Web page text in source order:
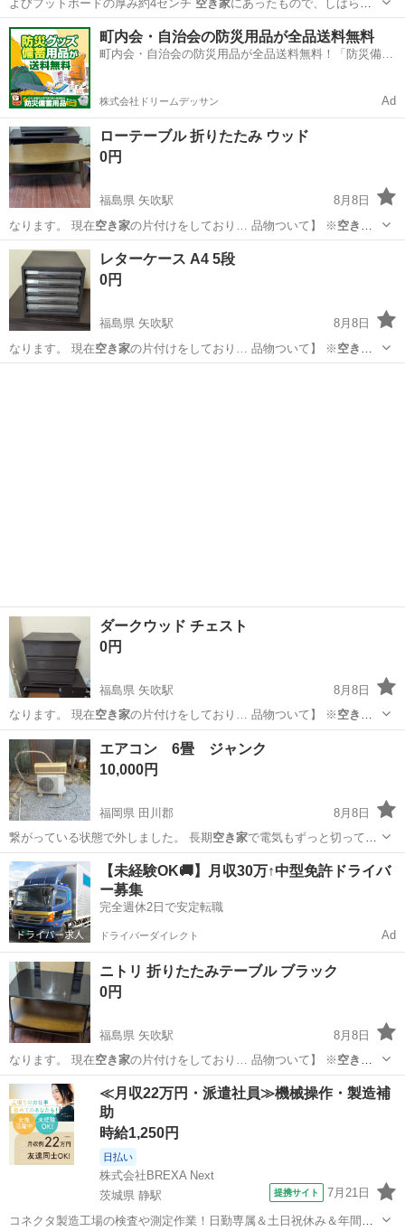
よびフットボードの厚み約4センチ 空き家にあったもので、しばらく
利用していない…
新潟 上越市 名立駅 ベッド 介護ベッド
町内会・自治会の防災用品が全品送料無料
町内会・自治会の防災用品が全品送料無料！「防災備蓄
株式会社ドリームデッサン Ad
ローテーブル 折りたたみ ウッド
0円
福島県 矢吹駅
8月8日
なります。 現在空き家 の片付けをしており… 品物ついて】 ※ 空き家
に放置されていた品…
福島 西白河郡
レターケース A4 5段
0円
福島県 矢吹駅
8月8日
なります。 現在空き家 の片付けをしており… 品物ついて】 ※ 空き家
に放置されていた品…
ダークウッド チェスト
0円
福島県 矢吹駅
8月8日
なります。 現在空き家 の片付けをしており… 品物ついて】 ※ 空き家
に放置されていた品…
福島 西白河郡 ドレッサー
エアコン 6畳 ジャンク
10,000円
福岡県 田川郡
8月8日
繋がっている状態で外しました。 長期空き家で電気もずっと切ってい
るため、長期に使…
福岡 田川郡 季節、空調家電 ジャンク
【未経験OK🚚】月収30万↑中型免許ドライバ
ー募集
完全週休2日で安定転職
ドライバーダイレクト Ad
ニトリ 折りたたみテーブル ブラック
0円
福島県 矢吹駅
8月8日
なります。 現在空き家 の片付けをしており… 品物ついて】 ※ 空き家
に放置されていた品…
福島 西白河郡 矢吹駅 オフィス用家具
≪月収22万円・派遣社員≫機械操作・製造補
助
時給1,250円
日払い
株式会社BREXA Next
茨城県 静駅
提携サイト 7月21日
コネクタ製造工場の検査や測定作業！日勤専属＆土日祝休み＆年間休